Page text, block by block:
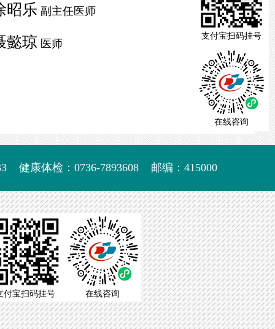
昭乐 副主任医师
懿琼 医师
健康体检：0736-7893608 邮编：415000
付宝扫码挂号 在线咨询
支付宝扫码挂号
在线咨询